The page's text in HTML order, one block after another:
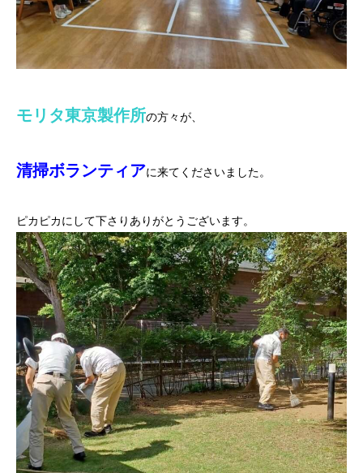
モリタ東京製作所の方々が、
清掃ボランティアに来てくださいました。
ピカピカにして下さりありがとうございます。